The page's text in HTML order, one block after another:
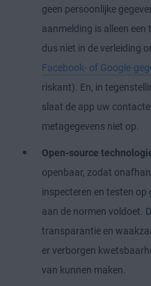
geen persoonlijke
aanmelding is alleen
dus niet in de verleiding
Facebook- of Google-
riskant). En, in
slaat de app uw
metagegevens niet op.
Open-source
openbaar, zodat
inspecteren en testen
aan de normen voldoet.
transparantie en
er verborgen
van kunnen maken.